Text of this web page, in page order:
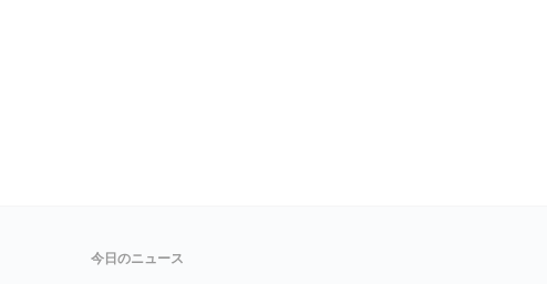
今日のニュース